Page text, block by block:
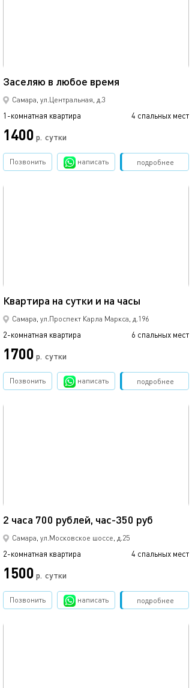
Заселяю в любое время
Самара, ул.Центральная, д.3
1-комнатная квартира 4 спальных мест
1400 р. сутки
подробнее
Позвонить написать Забронировать
Квартира на сутки и на часы
Самара, ул.Проспект Карла Маркса, д.196
2-комнатная квартира 6 спальных мест
1700 р. сутки
подробнее
Позвонить написать Забронировать
2 часа 700 рублей, час-350 руб
Самара, ул.Московское шоссе, д.25
2-комнатная квартира 4 спальных мест
1500 р. сутки
подробнее
Позвонить написать Забронировать